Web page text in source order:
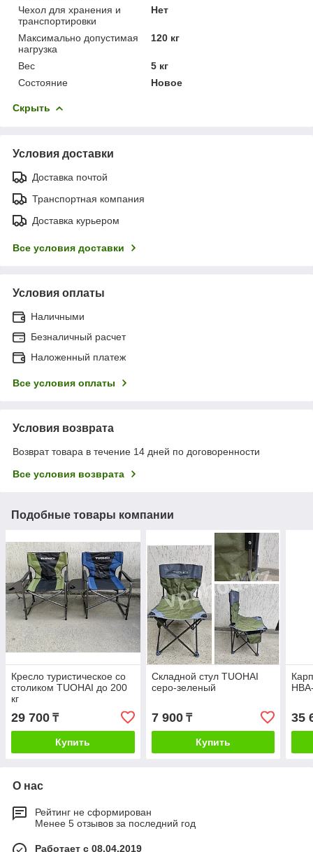
Чехол для хранения и
транспортировки
Нет
Максимально допустимая
нагрузка
120 кг
Вес
5 кг
Состояние
Новое
Скрыть
Условия доставки
Доставка почтой
Транспортная компания
Доставка курьером
Все условия доставки
Условия оплаты
Наличными
Безналичный расчет
Наложенный платеж
Все условия оплаты
Условия возврата
Возврат товара в течение 14 дней по договоренности
Все условия возврата
Подобные товары компании
Кресло туристическое со
столиком TUOHAI до 200
кг
29 700 ₸
Купить
Складной стул TUOHAI
серо-зеленый
7 900₸
Купить
35
О нас
Рейтинг не сформирован
Менее 5 отзывов за последний год
Работает с 08.04.2019